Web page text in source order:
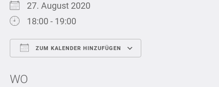
27. August 2020
18:00 - 19:00
ZUM KALENDER HINZUFÜGEN
WO